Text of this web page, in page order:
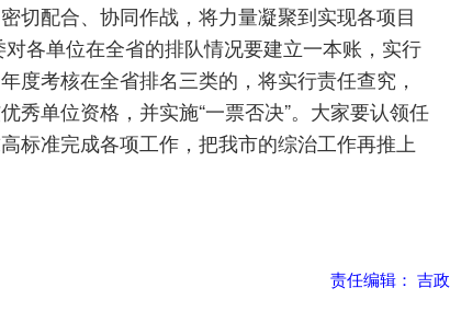
切配合、协同作战，将力量凝聚到实现各项目
各单位在全省的排队情况要建立一本账，实行
度考核在全省排名三类的，将实行责任查究，
秀单位资格，并实施“一票否决”。大家要认领任
标准完成各项工作，把我市的综治工作再推上
责任编辑： 吉政